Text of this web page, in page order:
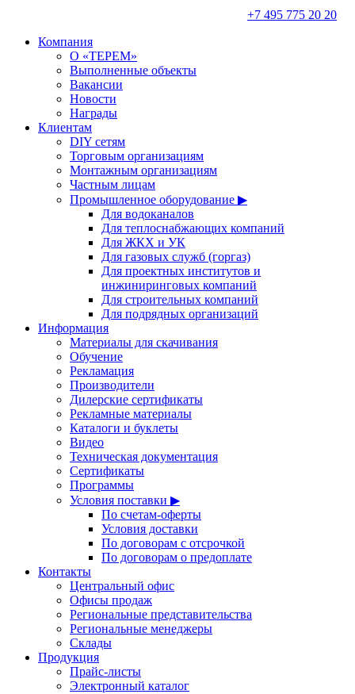
+7 495 775 20 20
Компания
О «ТЕРЕМ»
Выполненные объекты
Вакансии
Новости
Награды
Клиентам
DIY сетям
Торговым организациям
Монтажным организациям
Частным лицам
Промышленное оборудование ▶
Для водоканалов
Для теплоснабжающих компаний
Для ЖКХ и УК
Для газовых служб (горгаз)
Для проектных институтов и
инжиниринговых компаний
Для строительных компаний
Для подрядных организаций
Информация
Материалы для скачивания
Обучение
Рекламация
Производители
Дилерские сертификаты
Рекламные материалы
Каталоги и буклеты
Видео
Техническая документация
Сертификаты
Программы
Условия поставки ▶
По счетам-оферты
Условия доставки
По договорам с отсрочкой
По договорам о предоплате
Контакты
Центральный офис
Офисы продаж
Региональные представительства
Региональные менеджеры
Склады
Продукция
Прайс-листы
Электронный каталог